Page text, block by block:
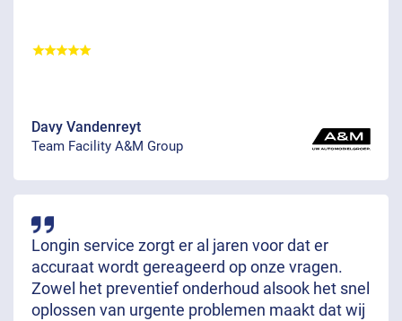
Davy Vandenreyt
Team Facility A&M Group
Longin service zorgt er al jaren voor dat er
accuraat wordt gereageerd op onze vragen.
Zowel het preventief onderhoud alsook het snel
oplossen van urgente problemen maakt dat wij